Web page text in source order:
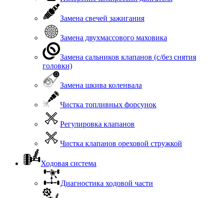
Замена свечей зажигания
Замена двухмассового маховика
Замена сальников клапанов (с/без снятия
головки)
Замена шкива коленвала
Чистка топливных форсунок
Регулировка клапанов
Чистка клапанов ореховой стружкой
Ходовая система
Диагностика ходовой части